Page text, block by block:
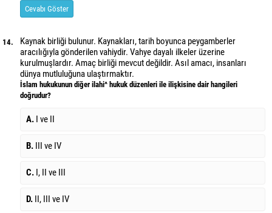
Cevabı Göster
14.
Kaynak birliği bulunur. Kaynakları, tarih boyunca peygamberler
aracılığıyla gönderilen vahiydir. Vahye dayalı ilkeler üzerine
kurulmuşlardır. Amaç birliği mevcut değildir. Asıl amacı, insanları
dünya mutluluğuna ulaştırmaktır.
İslam hukukunun diğer ilahi^ hukuk düzenleri ile ilişkisine dair hangileri
doğrudur?
A. I ve II
B. III ve IV
C. I, II ve III
D. II, III ve IV